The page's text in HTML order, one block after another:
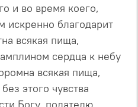
и во время коего,
искренно благодарит
всякая пища,
сердца к небу
всякая пища,
этого чувства
Богу, подателю